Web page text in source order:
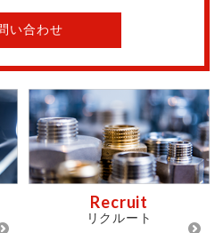
い合わせ
Recruit
リクルート